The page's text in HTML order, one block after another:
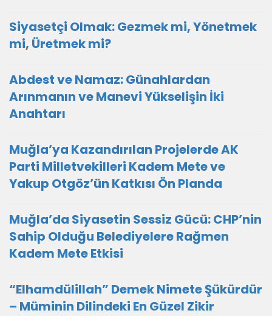
Siyasetçi Olmak: Gezmek mi, Yönetmek
mi, Üretmek mi?
Abdest ve Namaz: Günahlardan
Arınmanın ve Manevi Yükselişin İki
Anahtarı
Muğla’ya Kazandırılan Projelerde AK
Parti Milletvekilleri Kadem Mete ve
Yakup Otgöz’ün Katkısı Ön Planda
Muğla’da Siyasetin Sessiz Gücü: CHP’nin
Sahip Olduğu Belediyelere Rağmen
Kadem Mete Etkisi
“Elhamdülillah” Demek Nimete Şükürdür
– Müminin Dilindeki En Güzel Zikir